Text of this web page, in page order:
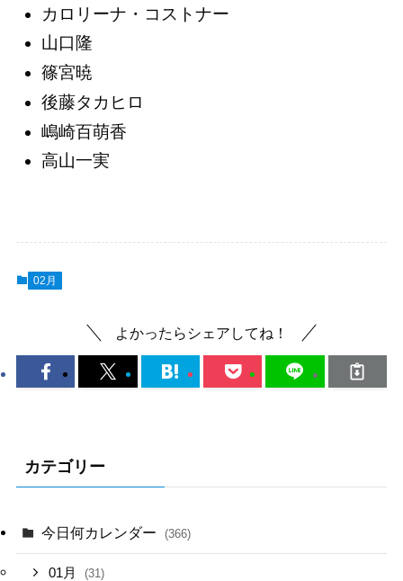
カロリーナ・コストナー
山口隆
篠宮暁
後藤タカヒロ
嶋崎百萌香
高山一実
02月
よかったらシェアしてね！
カテゴリー
今日何カレンダー (366)
01月 (31)